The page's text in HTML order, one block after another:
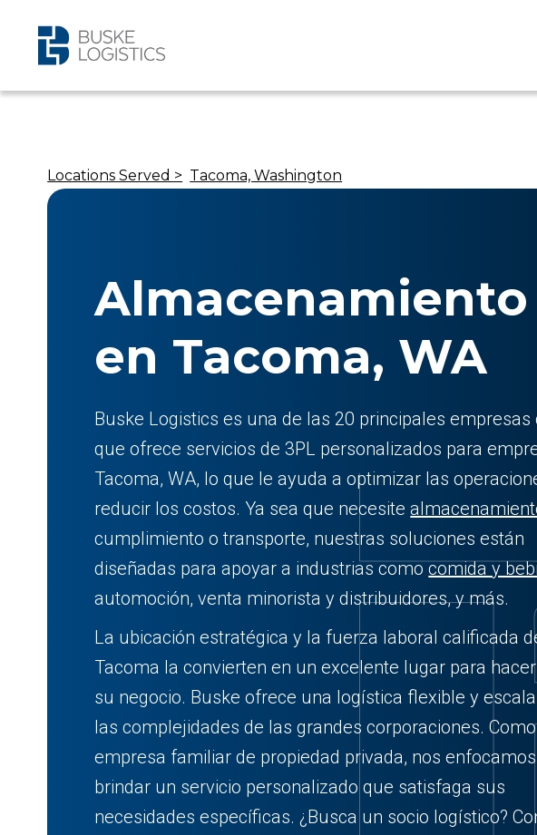
Locations Served > Tacoma, Washington
Almacenamiento
en Tacoma, WA
Buske Logistics es una de las 20 principales empresas
que ofrece servicios de 3PL personalizados para
Tacoma, WA, lo que le ayuda a optimizar las
reducir los costos. Ya sea que necesite
cumplimiento o transporte, nuestras soluciones están
diseñadas para apoyar a industrias comocomida y
automoción, venta minorista y distribuidores, y más.
La ubicación estratégica y la fuerza laboral calificada
Tacoma la convierten en un excelente lugar para
su negocio. Buske ofrece una logística flexible y
las complejidades de las grandes corporaciones. Como
empresa familiar de propiedad privada, nos
brindar un servicio personalizado que satisfaga sus
necesidades específicas. ¿Busca un socio logístico?